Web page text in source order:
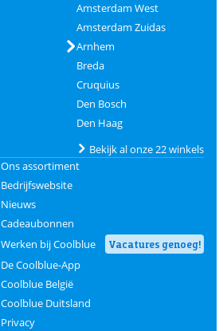
Amsterdam West
Amsterdam Zuidas
Arnhem
Breda
Cruquius
Den Bosch
Den Haag
Bekijk al onze 22 winkels
Ons assortiment
Bedrijfswebsite
Nieuws
Cadeaubonnen
Werken bij Coolblue
Vacatures genoeg!
De Coolblue-App
Coolblue België
Coolblue Duitsland
Privacy